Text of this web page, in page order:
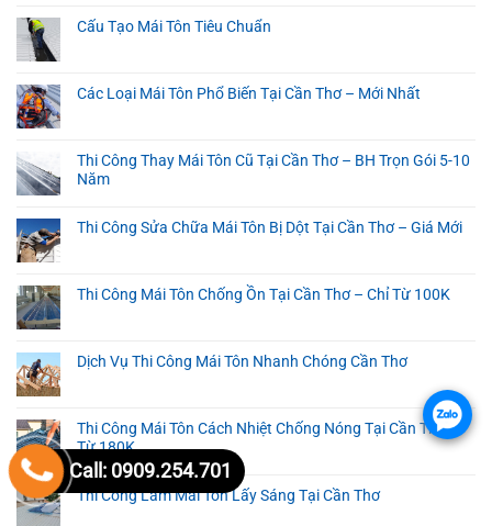
Cấu Tạo Mái Tôn Tiêu Chuẩn
Các Loại Mái Tôn Phổ Biến Tại Cần Thơ – Mới Nhất
Thi Công Thay Mái Tôn Cũ Tại Cần Thơ – BH Trọn Gói 5-10
Năm
Thi Công Sửa Chữa Mái Tôn Bị Dột Tại Cần Thơ – Giá Mới
Thi Công Mái Tôn Chống Ồn Tại Cần Thơ – Chỉ Từ 100K
Dịch Vụ Thi Công Mái Tôn Nhanh Chóng Cần Thơ
Thi Công Mái Tôn Cách Nhiệt Chống Nóng Tại Cần Thơ –
Từ 180K
Thi Công Làm Mái Tôn Lấy Sáng Tại Cần Thơ
.
Call: 0909.254.701